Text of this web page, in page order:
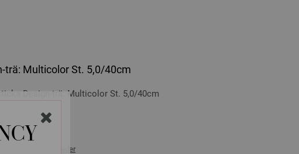
trä: Multicolor St. 5,0/40cm
Design-trä: Multicolor St. 5,0/40cm
ca. 40 cm
leveranskostnader